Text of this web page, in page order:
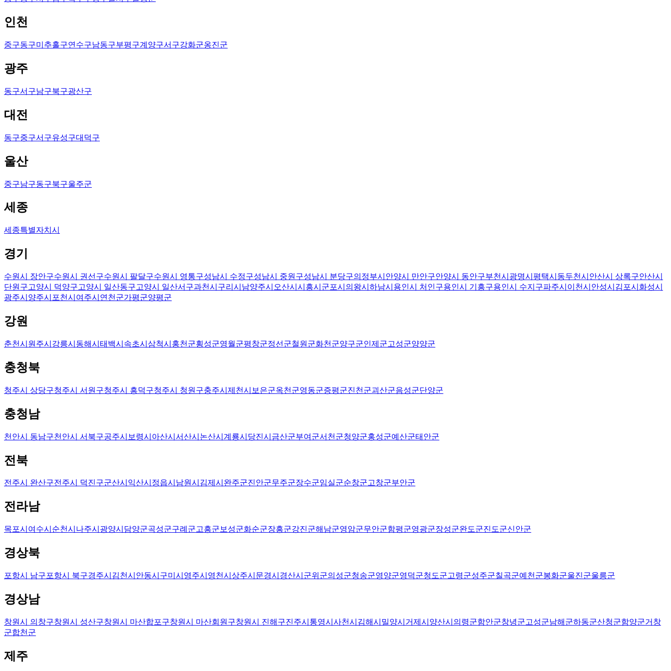
인천
중구동구미추홀구연수구남동구부평구계양구서구강화군옹진군
광주
동구서구남구북구광산구
대전
동구중구서구유성구대덕구
울산
중구남구동구북구울주군
세종
세종특별자치시
경기
수원시 장안구수원시 권선구수원시 팔달구수원시 영통구성남시 수정구성남시 중원구성남시 분당구의정부시 안양시 만안구안양시 동안구부천시 광명시 평택시 동두천시 안산시 상록구안산시
단원구고양시 덕양구고양시 일산동구고양시 일산서구과천시 구리시 남양주시 오산시 시흥시 군포시 의왕시 하남시 용인시 처인구용인시 기흥구용인시 수지구파주시 이천시 안성시 김포시 화성시
광주시 양주시 포천시 여주시 연천군가평군양평군
강원
춘천시 원주시 강릉시 동해시 태백시 속초시 삼척시 홍천군횡성군영월군평창군정선군철원군화천군양구군인제군고성군양양군
충청북
청주시 상당구청주시 서원구청주시 흥덕구청주시 청원구충주시 제천시 보은군옥천군영동군증평군진천군괴산군음성군단양군
충청남
천안시 동남구천안시 서북구공주시 보령시 아산시 서산시 논산시 계룡시 당진시 금산군부여군서천군청양군홍성군예산군태안군
전북
전주시 완산구전주시 덕진구군산시 익산시 정읍시 남원시 김제시 완주군진안군무주군장수군임실군순창군고창군부안군
전라남
목포시 여수시 순천시 나주시 광양시 담양군곡성군구례군고흥군 보성군화순군장흥군강진군해남군영암군무안군함평군영광군장성군완도군진도군신안군
경상북
포항시 남구포항시 북구경주시 김천시 안동시 구미시 영주시 영천시 상주시 문경시 경산시 군위군의성군청송군영양군영덕군청도군고령군성주군칠곡군예천군봉화군울진군울릉군
경상남
창원시 의창구창원시 성산구창원시 마산합포구창원시 마산회원구창원시 진해구진주시 통영시 사천시 김해시 밀양시 거제시 양산시 의령군함안군창녕군고성군남해군하동군산청군함양군거창
군합천군
제주